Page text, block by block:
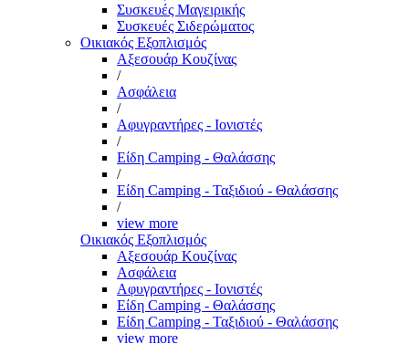
Συσκευές Μαγειρικής
Συσκευές Σιδερώματος
Οικιακός Εξοπλισμός
Αξεσουάρ Κουζίνας
/
Ασφάλεια
/
Αφυγραντήρες - Ιονιστές
/
Είδη Camping - Θαλάσσης
/
Είδη Camping - Ταξιδιού - Θαλάσσης
/
view more
Οικιακός Εξοπλισμός
Αξεσουάρ Κουζίνας
Ασφάλεια
Αφυγραντήρες - Ιονιστές
Είδη Camping - Θαλάσσης
Είδη Camping - Ταξιδιού - Θαλάσσης
view more